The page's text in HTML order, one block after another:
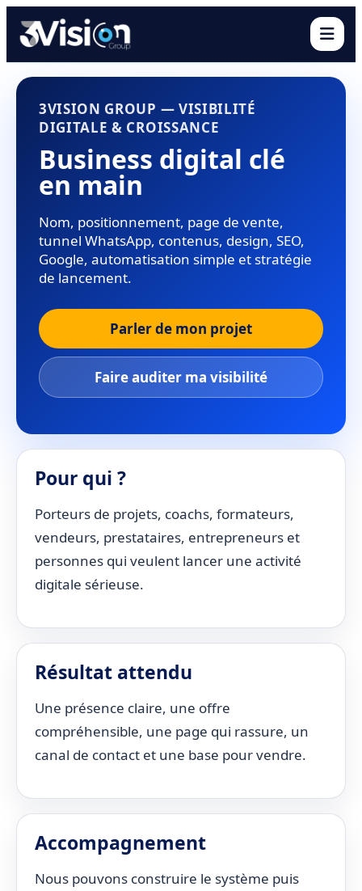
3VISION GROUP — VISIBILITÉ
DIGITALE & CROISSANCE
Business digital clé
en main
Nom, positionnement, page de vente,
tunnel WhatsApp, contenus, design, SEO,
Google, automatisation simple et stratégie
de lancement.
Parler de mon projet
Faire auditer ma visibilité
Pour qui ?
Porteurs de projets, coachs, formateurs,
vendeurs, prestataires, entrepreneurs et
personnes qui veulent lancer une activité
digitale sérieuse.
Résultat attendu
Une présence claire, une offre
compréhensible, une page qui rassure, un
canal de contact et une base pour vendre.
Accompagnement
Nous pouvons construire le système puis